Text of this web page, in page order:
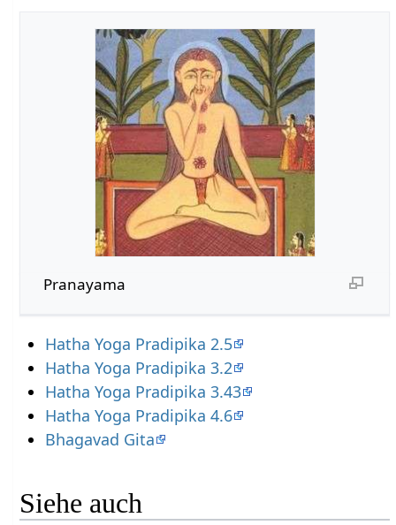
Pranayama
Hatha Yoga Pradipika 2.5
Hatha Yoga Pradipika 3.2
Hatha Yoga Pradipika 3.43
Hatha Yoga Pradipika 4.6
Bhagavad Gita
Siehe auch